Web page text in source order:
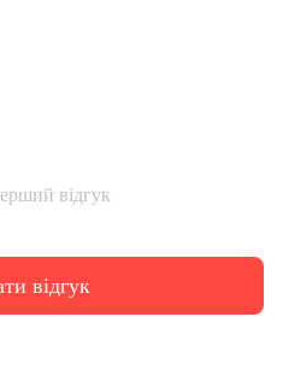
відгук
відгук